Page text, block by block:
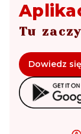
Tu
Dowiedz